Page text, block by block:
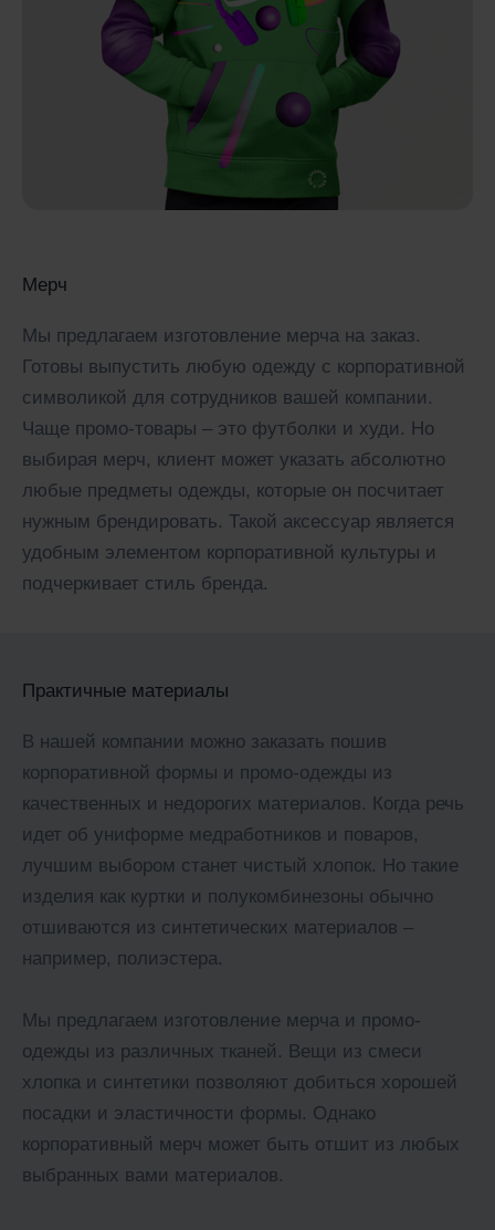
Мерч
Мы предлагаем изготовление мерча на заказ.
Готовы выпустить любую одежду с корпоративной
символикой для сотрудников вашей компании.
Чаще промо-товары – это футболки и худи. Но
выбирая мерч, клиент может указать абсолютно
любые предметы одежды, которые он посчитает
нужным брендировать. Такой аксессуар является
удобным элементом корпоративной культуры и
подчеркивает стиль бренда.
Практичные материалы
В нашей компании можно заказать пошив
корпоративной формы и промо-одежды из
качественных и недорогих материалов. Когда речь
идет об униформе медработников и поваров,
лучшим выбором станет чистый хлопок. Но такие
изделия как куртки и полукомбинезоны обычно
отшиваются из синтетических материалов –
например, полиэстера.
Мы предлагаем изготовление мерча и промо-
одежды из различных тканей. Вещи из смеси
хлопка и синтетики позволяют добиться хорошей
посадки и эластичности формы. Однако
корпоративный мерч может быть отшит из любых
выбранных вами материалов.